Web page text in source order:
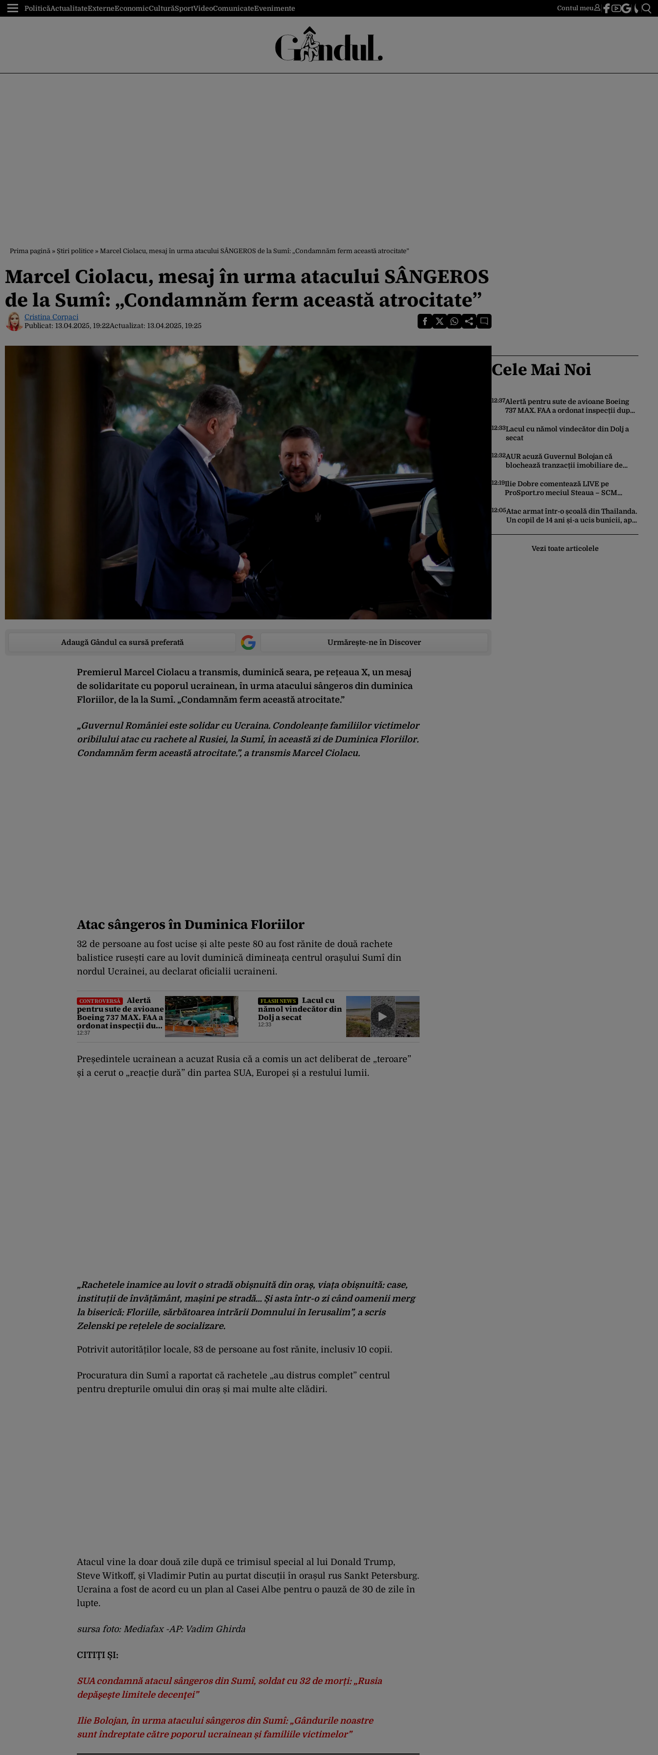
PoliticăActualitateExterneEconomicCulturăSportVideoComunicateEvenimente Contul meu
Prima pagină » Știri politice » Marcel Ciolacu, mesaj în urma atacului SÂNGEROS de la Sumî: „Condamnăm ferm această atrocitate”
Marcel Ciolacu, mesaj în urma atacului SÂNGEROS
de la Sumî: „Condamnăm ferm această atrocitate”
Cristina Corpaci
Publicat: 13.04.2025, 19:22Actualizat: 13.04.2025, 19:25
Adaugă Gândul ca sursă preferată Urmărește-ne în Discover
Premierul Marcel Ciolacu a transmis, duminică seara, pe rețeaua X, un mesaj
de solidaritate cu poporul ucrainean, în urma atacului sângeros din duminica
Floriilor, de la la Sumî. „Condamnăm ferm această atrocitate.”
„Guvernul României este solidar cu Ucraina. Condoleanțe familiilor victimelor
oribilului atac cu rachete al Rusiei, la Sumî, în această zi de Duminica Floriilor.
Condamnăm ferm această atrocitate.”, a transmis Marcel Ciolacu.
Atac sângeros în Duminica Floriilor
32 de persoane au fost ucise și alte peste 80 au fost rănite de două rachete
balistice rusești care au lovit duminică dimineața centrul orașului Sumî din
nordul Ucrainei, au declarat oficialii ucraineni.
CONTROVERSĂ
Alertă
pentru sute de avioane
Boeing 737 MAX. FAA a
ordonat inspecții după
descoperirea unor
aeronavelor
12:37
FLASH NEWS
Lacul cu
nămol vindecător din
Dolj a secat
12:33
Președintele ucrainean a acuzat Rusia că a comis un act deliberat de „teroare”
și a cerut o „reacție dură” din partea SUA, Europei și a restului lumii.
„Rachetele inamice au lovit o stradă obișnuită din oraș, viața obișnuită: case,
instituții de învățământ, mașini pe stradă… Și asta într-o zi când oamenii merg
la biserică: Floriile, sărbătoarea intrării Domnului în Ierusalim”, a scris
Zelenski pe rețelele de socializare.
Potrivit autorităților locale, 83 de persoane au fost rănite, inclusiv 10 copii.
Procuratura din Sumî a raportat că rachetele „au distrus complet” centrul
pentru drepturile omului din oraș și mai multe alte clădiri.
Atacul vine la doar două zile după ce trimisul special al lui Donald Trump,
Steve Witkoff, și Vladimir Putin au purtat discuții în orașul rus Sankt Petersburg.
Ucraina a fost de acord cu un plan al Casei Albe pentru o pauză de 30 de zile în
lupte.
sursa foto: Mediafax -AP: Vadim Ghirda
CITIȚI ȘI:
SUA condamnă atacul sângeros din Sumî, soldat cu 32 de morți: „Rusia
depăşeşte limitele decenţei”
Ilie Bolojan, în urma atacului sângeros din Sumî: „Gândurile noastre
sunt îndreptate către poporul ucrainean și familiile victimelor”
Cele Mai Noi
12:37Alertă pentru sute de avioane Boeing
737 MAX. FAA a ordonat inspecții după
principală a aeronavelor
12:33Lacul cu nămol vindecător din Dolj a
secat
12:32AUR acuză Guvernul Bolojan că
blochează tranzacții imobiliare de
12:19Ilie Dobre comentează LIVE pe
ProSport.ro meciul Steaua – SCM
2026, de la ora 11:00
12:05Atac armat într-o școală din Thailanda.
Un copil de 14 ani și-a ucis bunicii, apoi
Vezi toate articolele